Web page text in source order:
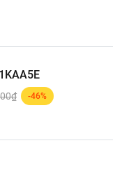
-46%